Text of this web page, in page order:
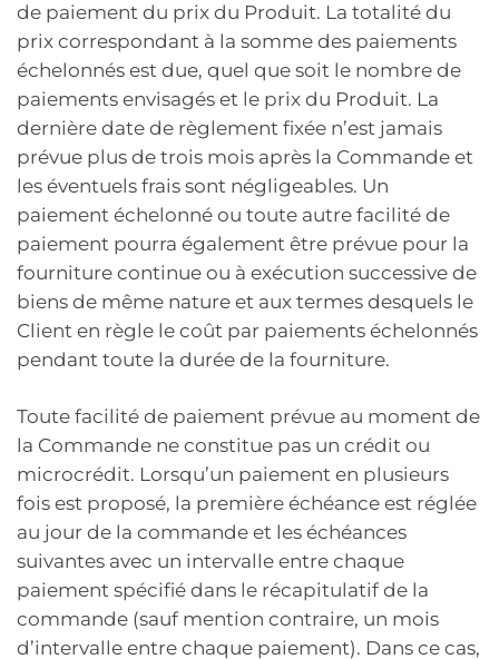
de paiement du prix du Produit. La totalité du
prix correspondant à la somme des paiements
échelonnés est due, quel que soit le nombre de
paiements envisagés et le prix du Produit. La
dernière date de règlement fixée n’est jamais
prévue plus de trois mois après la Commande et
les éventuels frais sont négligeables. Un
paiement échelonné ou toute autre facilité de
paiement pourra également être prévue pour la
fourniture continue ou à exécution successive de
biens de même nature et aux termes desquels le
Client en règle le coût par paiements échelonnés
pendant toute la durée de la fourniture.
Toute facilité de paiement prévue au moment de
la Commande ne constitue pas un crédit ou
microcrédit. Lorsqu’un paiement en plusieurs
fois est proposé, la première échéance est réglée
au jour de la commande et les échéances
suivantes avec un intervalle entre chaque
paiement spécifié dans le récapitulatif de la
commande (sauf mention contraire, un mois
d’intervalle entre chaque paiement). Dans ce cas,